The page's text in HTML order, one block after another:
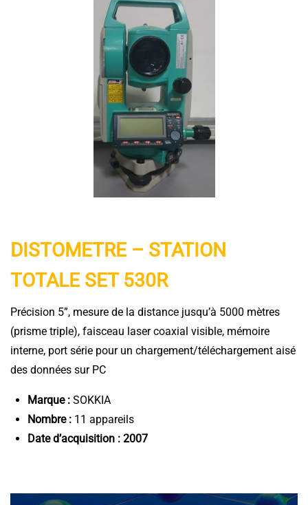
DISTOMETRE – STATION
TOTALE SET 530R
Précision 5”, mesure de la distance jusqu’à 5000 mètres
(prisme triple), faisceau laser coaxial visible, mémoire
interne, port série pour un chargement/téléchargement aisé
des données sur PC
Marque : SOKKIA
Nombre : 11 appareils
Date d’acquisition : 2007